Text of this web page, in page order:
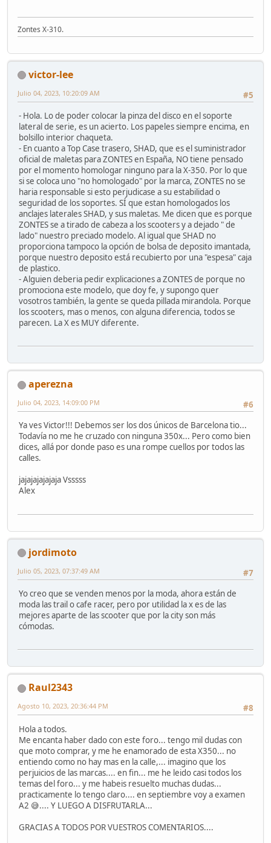
Zontes X-310.
victor-lee
#5
Julio 04, 2023, 10:20:09 AM
- Hola. Lo de poder colocar la pinza del disco en el soporte
lateral de serie, es un acierto. Los papeles siempre encima, en
bolsillo interior chaqueta.
- En cuanto a Top Case trasero, SHAD, que es el suministrador
oficial de maletas para ZONTES en España, NO tiene pensado
por el momento homologar ninguno para la X-350. Por lo que
si se coloca uno "no homologado" por la marca, ZONTES no se
haria responsable si esto perjudicase a su estabilidad o
seguridad de los soportes. SÍ que estan homologados los
anclajes laterales SHAD, y sus maletas. Me dicen que es porque
ZONTES se a tirado de cabeza a los scooters y a dejado " de
lado" nuestro preciado modelo. Al igual que SHAD no
proporciona tampoco la opción de bolsa de deposito imantada,
porque nuestro deposito está recubierto por una "espesa" caja
de plastico.
- Alguien deberia pedir explicaciones a ZONTES de porque no
promociona este modelo, que doy fe, y supongo quer
vosotros también, la gente se queda pillada mirandola. Porque
los scooters, mas o menos, con alguna diferencia, todos se
parecen. La X es MUY diferente.
aperezna
#6
Julio 04, 2023, 14:09:00 PM
Ya ves Victor!!! Debemos ser los dos únicos de Barcelona tio...
Todavía no me he cruzado con ninguna 350x... Pero como bien
dices, allá por donde paso es una rompe cuellos por todos las
calles.
jajajajajajaja Vsssss
Alex
jordimoto
#7
Julio 05, 2023, 07:37:49 AM
Yo creo que se venden menos por la moda, ahora están de
moda las trail o cafe racer, pero por utilidad la x es de las
mejores aparte de las scooter que por la city son más
cómodas.
Raul2343
#8
Agosto 10, 2023, 20:36:44 PM
Hola a todos.
Me encanta haber dado con este foro... tengo mil dudas con
que moto comprar, y me he enamorado de esta X350... no
entiendo como no hay mas en la calle,... imagino que los
perjuicios de las marcas.... en fin... me he leido casi todos los
temas del foro... y me habeis resuelto muchas dudas...
practicamente lo tengo claro.... en septiembre voy a examen
A2 😅.... Y LUEGO A DISFRUTARLA...
GRACIAS A TODOS POR VUESTROS COMENTARIOS....